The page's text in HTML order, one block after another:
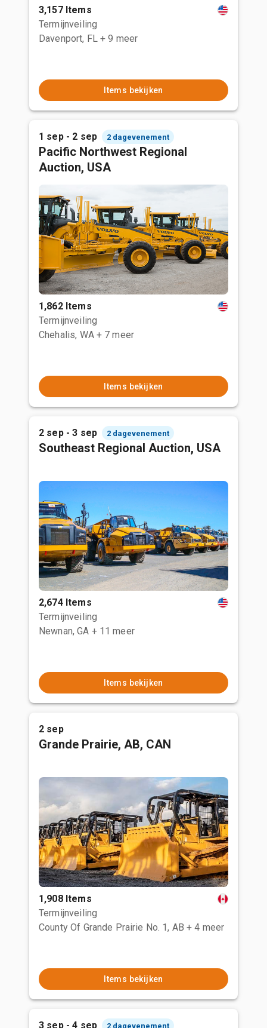
3,157 Items
Termijnveiling
Davenport, FL + 9 meer
Items bekijken
1 sep - 2 sep 2 dagevenement
Pacific Northwest Regional
Auction, USA
1,862 Items
Termijnveiling
Chehalis, WA + 7 meer
Items bekijken
2 sep - 3 sep 2 dagevenement
Southeast Regional Auction, USA
2,674 Items
Termijnveiling
Newnan, GA + 11 meer
Items bekijken
2 sep
Grande Prairie, AB, CAN
1,908 Items
Termijnveiling
County Of Grande Prairie No. 1, AB + 4 meer
Items bekijken
3 sep - 4 sep 2 dagevenement